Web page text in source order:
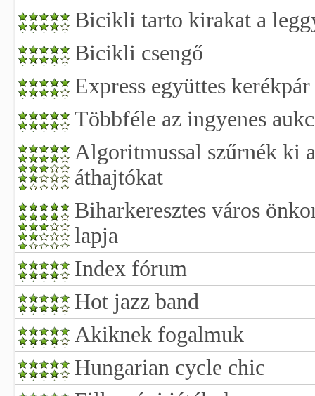
Bicikli tarto kirakat a
Bicikli csengő
Express együttes kerékpár
Többféle az ingyenes
Algoritmussal szűrnék ki
áthajtókat
Biharkeresztes város
lapja
Index fórum
Hot jazz band
Akiknek fogalmuk
Hungarian cycle chic